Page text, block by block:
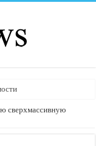
сверхмассивную